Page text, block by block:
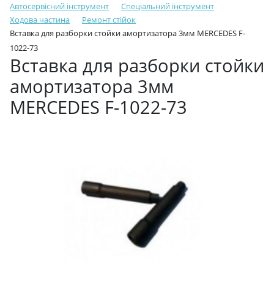
Автосервісний інструмент
Спеціальний інструмент
Ходова частина
Ремонт стійок
Вставка для разборки стойки амортизатора 3мм MERCEDES F-
1022-73
Вставка для разборки стойки
амортизатора 3мм
MERCEDES F-1022-73